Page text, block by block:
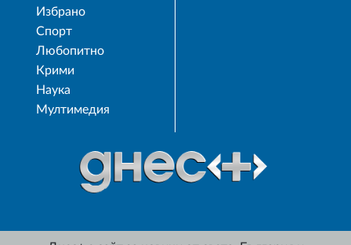
Избрано
Спорт
Любопитно
Крими
Наука
Мултимедия